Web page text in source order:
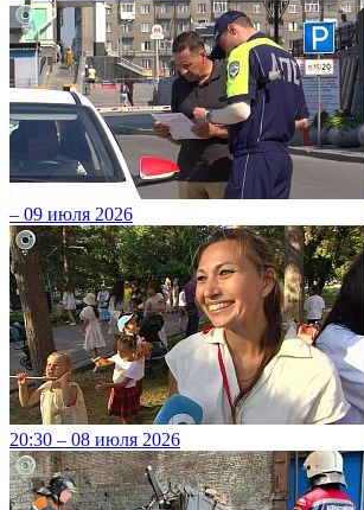
– 09 июля 2026
20:30 – 08 июля 2026